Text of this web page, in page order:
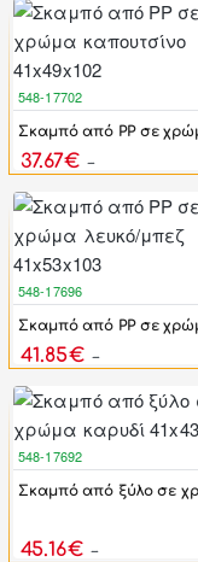
548-17702
37.67€
548-17696
41.85€
548-17692
45.16€